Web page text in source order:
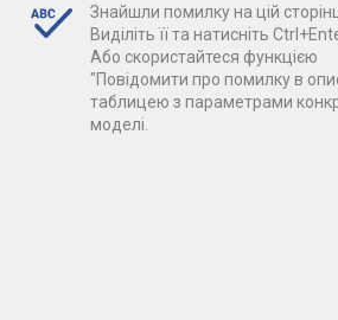
Знайшли помилку на цій
Виділіть її та натисніть
Або скористайтеся функцією
"Повідомити про помилку в
таблицею з параметрами
моделі.